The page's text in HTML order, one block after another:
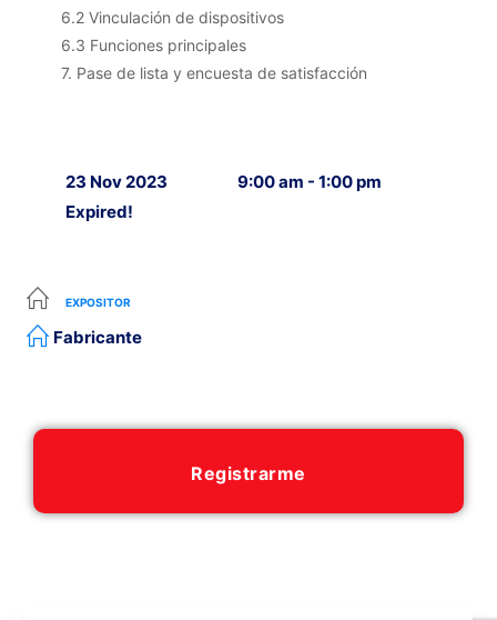
6.2 Vinculación de dispositivos
6.3 Funciones principales
7. Pase de lista y encuesta de satisfacción
23 Nov 2023
Expired!
9:00 am - 1:00 pm
EXPOSITOR
Fabricante
Registrarme